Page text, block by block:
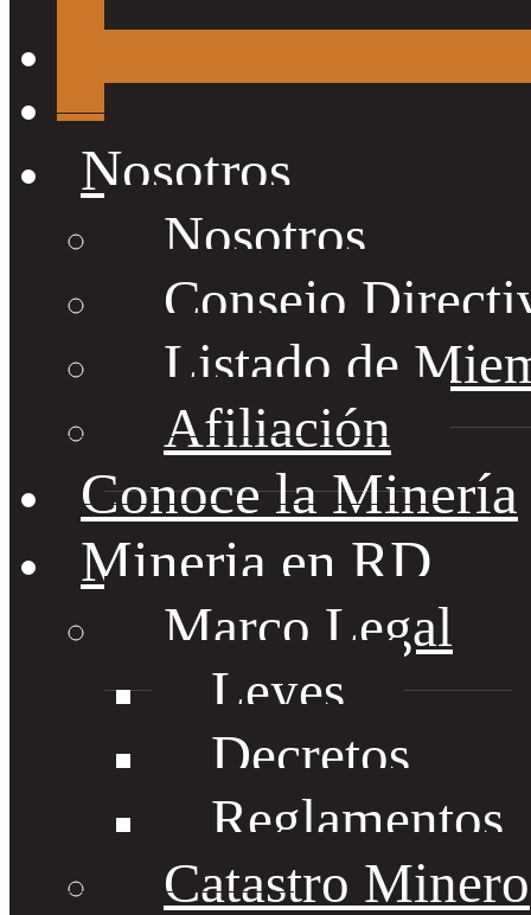
Nosotros
Nosotros
Consejo
Listado de
Afiliación
Conoce la Minería
Mineria en RD
Marco Legal
Leyes
Decretos
Reglamentos
Catastro Minero